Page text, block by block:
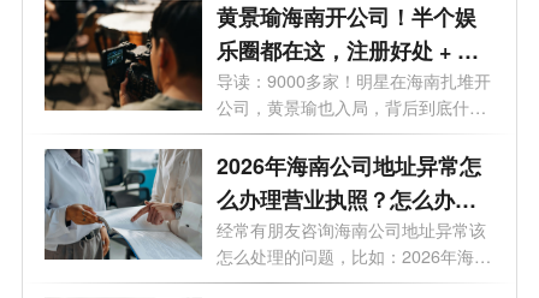
黄景瑜海南开公司！半个娱
乐圈都在这，注册好处 + 费
用一次说清
导读：9000多家！明星在海南扎堆开
公司，黄景瑜也入局，背后到底什么
信号...
2026年海南公司地址异常怎
么办理营业执照？怎么办理
变更业务？
经常有朋友咨询海南公司地址异常该
怎么处理的问题，比如：2026年海南
公司...